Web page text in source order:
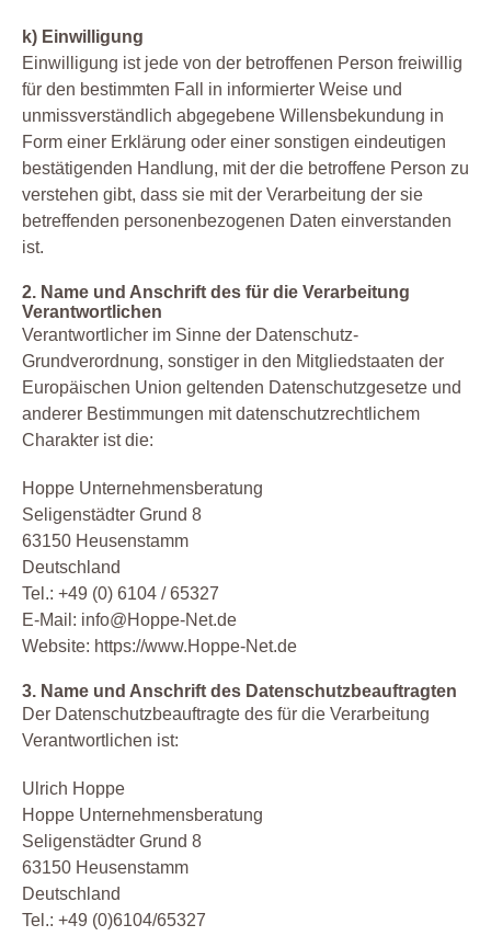
k) Einwilligung
Einwilligung ist jede von der betroffenen Person freiwillig
für den bestimmten Fall in informierter Weise und
unmissverständlich abgegebene Willensbekundung in
Form einer Erklärung oder einer sonstigen eindeutigen
bestätigenden Handlung, mit der die betroffene Person zu
verstehen gibt, dass sie mit der Verarbeitung der sie
betreffenden personenbezogenen Daten einverstanden
ist.
2. Name und Anschrift des für die Verarbeitung
Verantwortlichen
Verantwortlicher im Sinne der Datenschutz-
Grundverordnung, sonstiger in den Mitgliedstaaten der
Europäischen Union geltenden Datenschutzgesetze und
anderer Bestimmungen mit datenschutzrechtlichem
Charakter ist die:
Hoppe Unternehmensberatung
Seligenstädter Grund 8
63150 Heusenstamm
Deutschland
Tel.: +49 (0) 6104 / 65327
E-Mail: info@Hoppe-Net.de
Website: https://www.Hoppe-Net.de
3. Name und Anschrift des Datenschutzbeauftragten
Der Datenschutzbeauftragte des für die Verarbeitung
Verantwortlichen ist:
Ulrich Hoppe
Hoppe Unternehmensberatung
Seligenstädter Grund 8
63150 Heusenstamm
Deutschland
Tel.: +49 (0)6104/65327